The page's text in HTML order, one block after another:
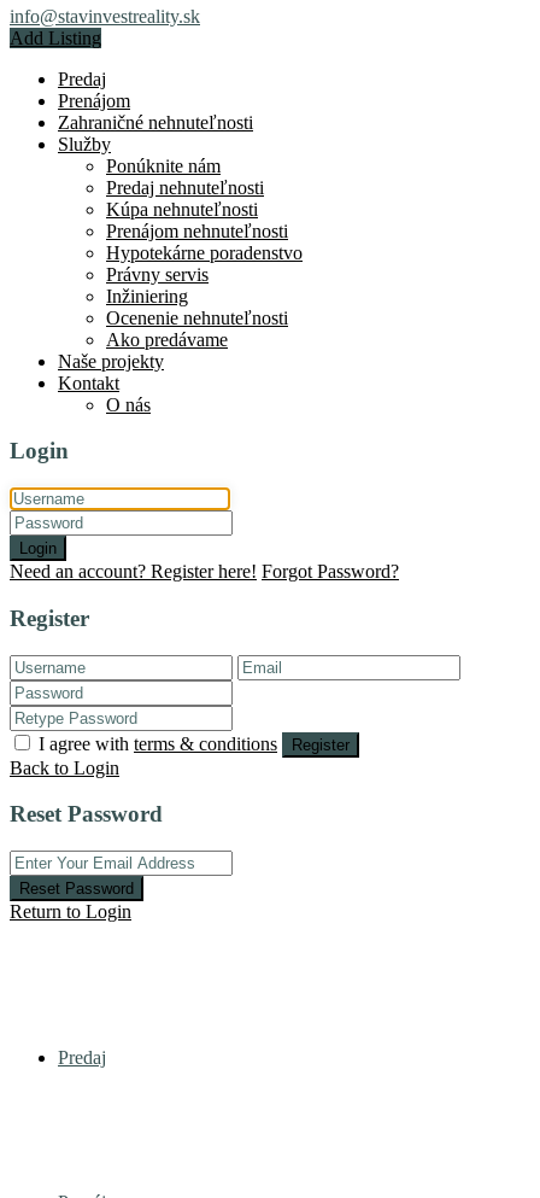
info@stavinvestreality.sk
Add Listing
Predaj
Prenájom
Zahraničné nehnuteľnosti
Služby
Ponúknite nám
Predaj nehnuteľnosti
Kúpa nehnuteľnosti
Prenájom nehnuteľnosti
Hypotekárne poradenstvo
Právny servis
Inžiniering
Ocenenie nehnuteľnosti
Ako predávame
Naše projekty
Kontakt
O nás
Login
Login
Need an account? Register here! Forgot Password?
Register
I agree with terms & conditions Register
Back to Login
Reset Password
Reset Password
Return to Login
Predaj